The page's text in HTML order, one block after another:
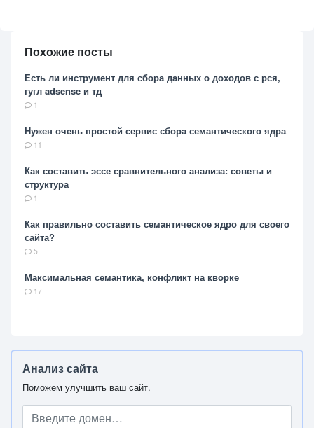
Похожие посты
Есть ли инструмент для сбора данных о доходов с рся,
гугл adsense и тд
1
Нужен очень простой сервис сбора семантического ядра
11
Как составить эссе сравнительного анализа: советы и
структура
1
Как правильно составить семантическое ядро для своего
сайта?
5
Максимальная семантика, конфликт на кворке
17
Анализ сайта
Поможем улучшить ваш сайт.